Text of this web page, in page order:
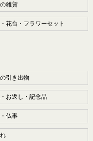
雑貨
花台・フラワーセット
引き出物
お返し・記念品
仏事